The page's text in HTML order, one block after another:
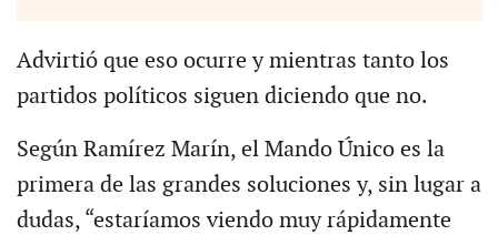
Advirtió que eso ocurre y mientras tanto los
partidos políticos siguen diciendo que no.
Según Ramírez Marín, el Mando Único es la
primera de las grandes soluciones y, sin lugar a
dudas, “estaríamos viendo muy rápidamente